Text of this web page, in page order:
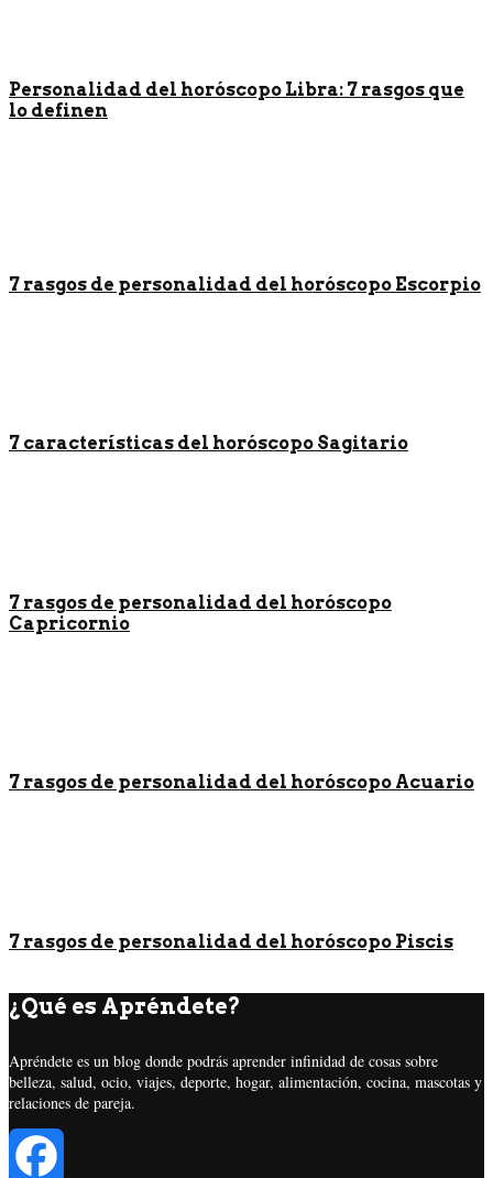
Personalidad del horóscopo Libra: 7 rasgos que
lo definen
7 rasgos de personalidad del horóscopo Escorpio
7 características del horóscopo Sagitario
7 rasgos de personalidad del horóscopo
Capricornio
7 rasgos de personalidad del horóscopo Acuario
7 rasgos de personalidad del horóscopo Piscis
¿Qué es Apréndete?
Apréndete es un blog donde podrás aprender infinidad de cosas sobre
belleza, salud, ocio, viajes, deporte, hogar, alimentación, cocina, mascotas y
relaciones de pareja.